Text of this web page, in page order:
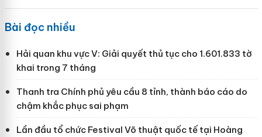
Bài đọc nhiều
Hải quan khu vực V: Giải quyết thủ tục cho 1.601.833 tờ
khai trong 7 tháng
Thanh tra Chính phủ yêu cầu 8 tỉnh, thành báo cáo do
chậm khắc phục sai phạm
Lần đầu tổ chức Festival Võ thuật quốc tế tại Hoàng